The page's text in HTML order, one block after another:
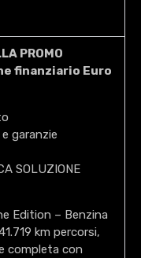
PROMO
finanziario Euro
garanzie
SOLUZIONE
Edition – Benzina
km percorsi,
completa con